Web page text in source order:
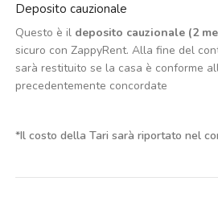
Deposito cauzionale
Questo è il deposito cauzionale (2
sicuro con ZappyRent. Alla fine del
sarà restituito se la casa è conforme
precedentemente concordate
*Il costo della Tari sarà riportato nel